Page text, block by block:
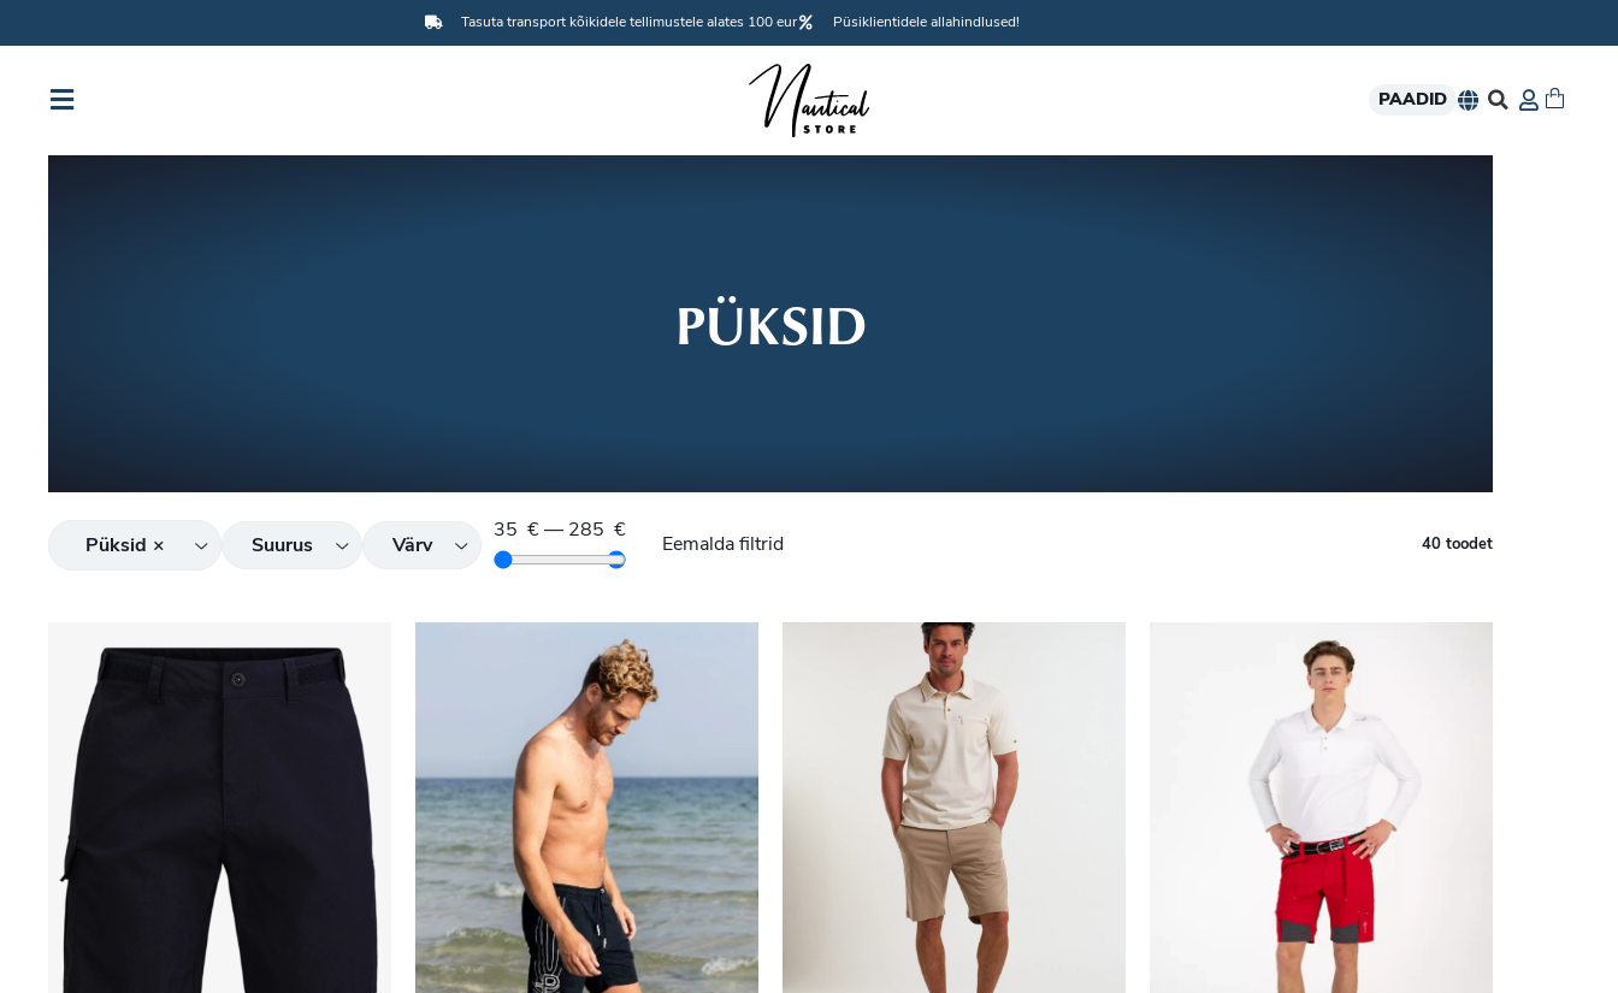
Tasuta transport kõikidele tellimustele alates 100 eur Püsiklientidele allahindlused!
PAADID
PÜKSID
Püksid × Suurus Värv
35 € — 285 €
Eemalda filtrid 40 toodet